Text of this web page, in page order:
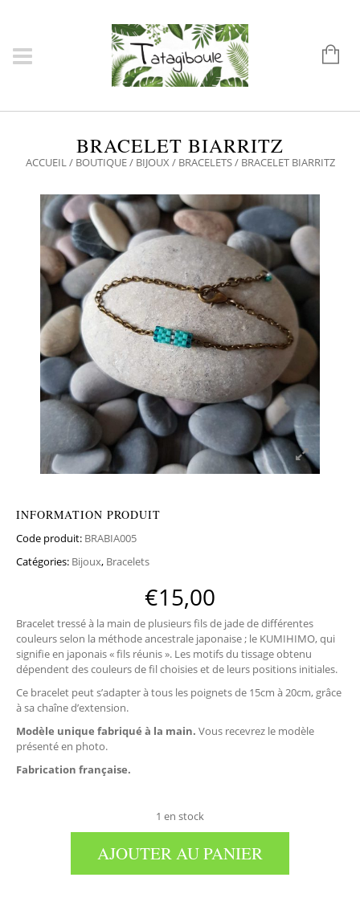
BRACELET BIARRITZ
ACCUEIL/ BOUTIQUE/ BIJOUX / BRACELETS/ BRACELET BIARRITZ
INFORMATION PRODUIT
Code produit: BRABIA005
Catégories: Bijoux, Bracelets
€15,00
Bracelet tressé à la main de plusieurs fils de jade de différentes
couleurs selon la méthode ancestrale japonaise ; le KUMIHIMO, qui
signifie en japonais « fils réunis ». Les motifs du tissage obtenu
dépendent des couleurs de fil choisies et de leurs positions initiales.
Ce bracelet peut s’adapter à tous les poignets de 15cm à 20cm, grâce
à sa chaîne d’extension.
Modèle unique fabriqué à la main. Vous recevrez le modèle
présenté en photo.
Fabrication française.
1 en stock
AJOUTER AU PANIER